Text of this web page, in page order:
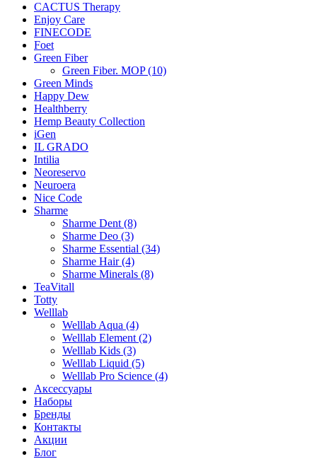
CACTUS Therapy
Enjoy Care
FINECODE
Foet
Green Fiber
Green Fiber. MOP (10)
Green Minds
Happy Dew
Healthberry
Hemp Beauty Collection
iGen
IL GRADO
Intilia
Neoreservo
Neuroera
Nice Code
Sharme
Sharme Dent (8)
Sharme Deo (3)
Sharme Essential (34)
Sharme Hair (4)
Sharme Minerals (8)
TeaVitall
Totty
Welllab
Welllab Aqua (4)
Welllab Element (2)
Welllab Kids (3)
Welllab Liquid (5)
Welllab Pro Science (4)
Аксессуары
Наборы
Бренды
Контакты
Акции
Блог